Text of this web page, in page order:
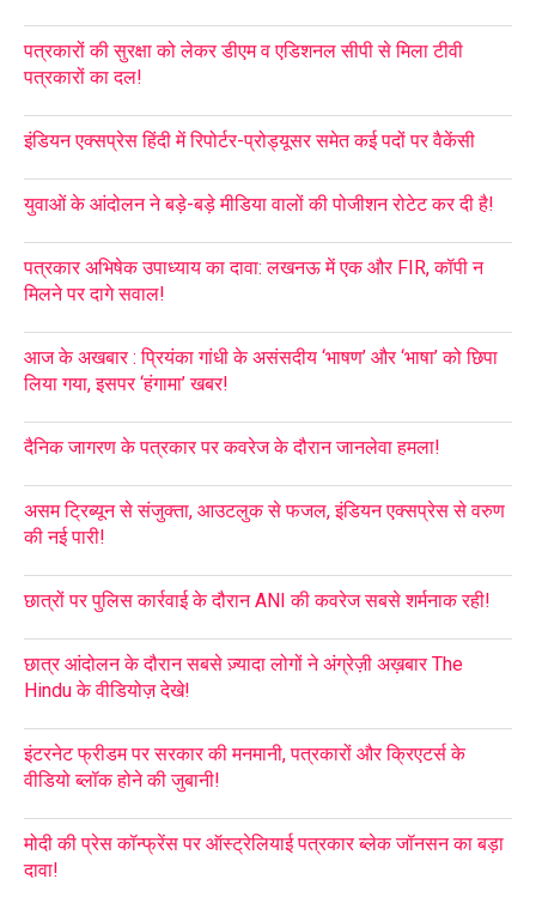
पत्रकारों की सुरक्षा को लेकर डीएम व एडिशनल सीपी से मिला टीवी
पत्रकारों का दल!
इंडियन एक्सप्रेस हिंदी में रिपोर्टर-प्रोड्यूसर समेत कई पदों पर वैकेंसी
युवाओं के आंदोलन ने बड़े-बड़े मीडिया वालों की पोजीशन रोटेट कर दी है!
पत्रकार अभिषेक उपाध्याय का दावा: लखनऊ में एक और FIR, कॉपी न
मिलने पर दागे सवाल!
आज के अखबार : प्रियंका गांधी के असंसदीय ‘भाषण’ और ‘भाषा’ को छिपा
लिया गया, इसपर ‘हंगामा’ खबर!
दैनिक जागरण के पत्रकार पर कवरेज के दौरान जानलेवा हमला!
असम ट्रिब्यून से संजुक्ता, आउटलुक से फजल, इंडियन एक्सप्रेस से वरुण
की नई पारी!
छात्रों पर पुलिस कार्रवाई के दौरान ANI की कवरेज सबसे शर्मनाक रही!
छात्र आंदोलन के दौरान सबसे ज़्यादा लोगों ने अंग्रेज़ी अख़बार The
Hindu के वीडियोज़ देखे!
इंटरनेट फ्रीडम पर सरकार की मनमानी, पत्रकारों और क्रिएटर्स के
वीडियो ब्लॉक होने की जुबानी!
मोदी की प्रेस कॉन्फ्रेंस पर ऑस्ट्रेलियाई पत्रकार ब्लेक जॉनसन का बड़ा
दावा!